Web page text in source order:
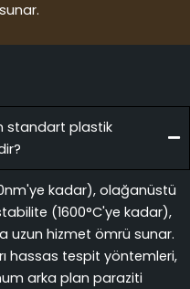
standart plastik
kadar), olağanüstü
(1600°C'ye kadar),
hizmet ömrü sunar.
hassas tespit yöntemleri,
arka plan paraziti